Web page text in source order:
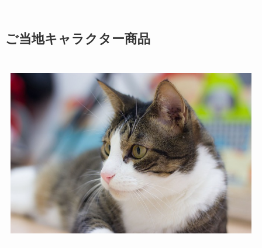
ご当地キャラクター商品